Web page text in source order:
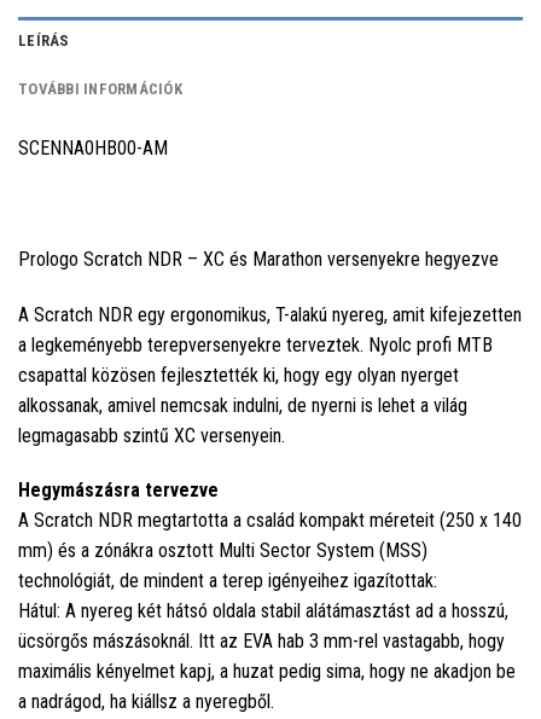
LEÍRÁS
TOVÁBBI INFORMÁCIÓK
SCENNA0HB00-AM
Prologo Scratch NDR – XC és Marathon versenyekre hegyezve
A Scratch NDR egy ergonomikus, T-alakú nyereg, amit kifejezetten
a legkeményebb terepversenyekre terveztek. Nyolc profi MTB
csapattal közösen fejlesztették ki, hogy egy olyan nyerget
alkossanak, amivel nemcsak indulni, de nyerni is lehet a világ
legmagasabb szintű XC versenyein.
Hegymászásra tervezve
A Scratch NDR megtartotta a család kompakt méreteit (250 x 140
mm) és a zónákra osztott Multi Sector System (MSS)
technológiát, de mindent a terep igényeihez igazítottak:
Hátul: A nyereg két hátsó oldala stabil alátámasztást ad a hosszú,
ücsörgős mászásoknál. Itt az EVA hab 3 mm-rel vastagabb, hogy
maximális kényelmet kapj, a huzat pedig sima, hogy ne akadjon be
a nadrágod, ha kiállsz a nyeregből.